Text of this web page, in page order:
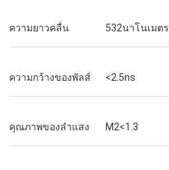
ความยาวคลื่น 532นาโนเมตร
ความกว้างของพัลส์ <2.5ns
คุณภาพของลำแสง M2<1.3